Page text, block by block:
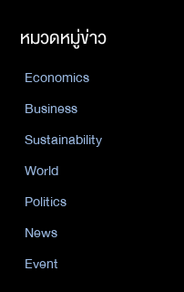
หมวดหมู่ข่าว
Economics
Business
Sustainability
World
Politics
News
Event